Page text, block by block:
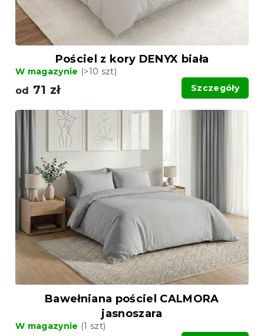
Pościel z kory DENYX biała
W magazynie (>10 szt)
od 71 zł Szczegóły
Bawełniana pościel CALMORA
jasnoszara
W magazynie (1 szt)